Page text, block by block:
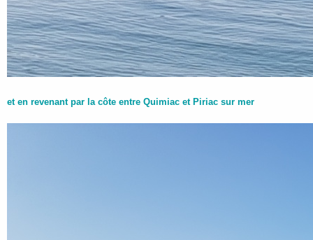
et en revenant par la côte entre Quimiac et Piriac sur mer